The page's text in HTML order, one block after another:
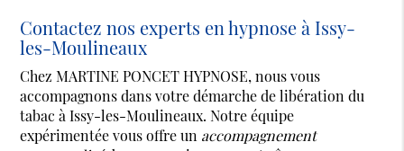
Contactez nos experts en hypnose à Issy-
les-Moulineaux
Chez MARTINE PONCET HYPNOSE, nous vous
accompagnons dans votre démarche de libération du
tabac à Issy-les-Moulineaux. Notre équipe
expérimentée vous offre un accompagnement